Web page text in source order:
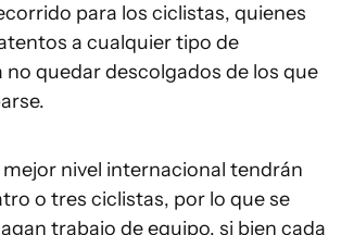
para los ciclistas, quienes
a cualquier tipo de
no quedar descolgados de los que
mejor nivel internacional tendrán
o tres ciclistas, por lo que se
trabajo de equipo, si bien cada